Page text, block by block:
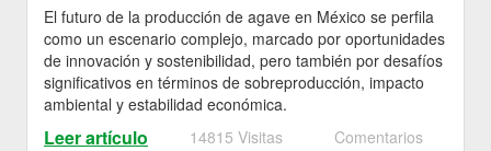
El futuro de la producción de agave en México se perfila
como un escenario complejo, marcado por oportunidades
de innovación y sostenibilidad, pero también por desafíos
significativos en términos de sobreproducción, impacto
ambiental y estabilidad económica.
Leer artículo 14815 Visitas Comentarios